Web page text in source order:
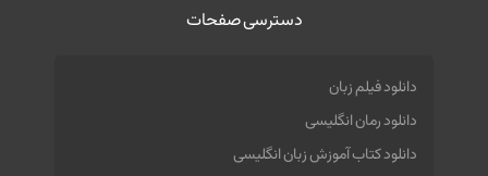
دسترسی صفحات
دانلود فیلم زبان
دانلود رمان انگلیسی
دانلود کتاب آموزش زبان انگلیسی